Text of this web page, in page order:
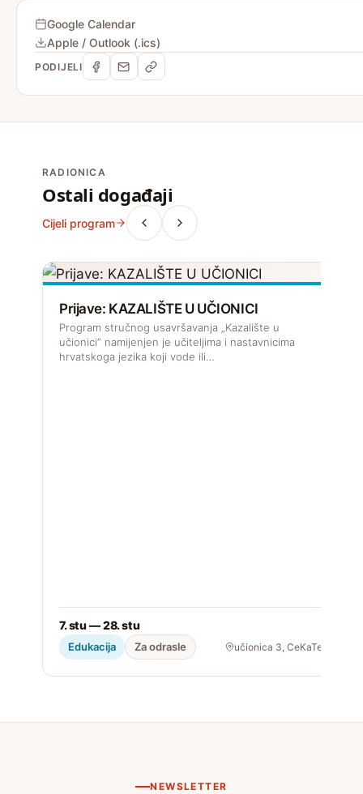
Google Calendar
Apple / Outlook (.ics)
PODIJELI
RADIONICA
Ostali događaji
Cijeli program
Prijave: KAZALIŠTE U UČIONICI
Program stručnog usavršavanja „Kazalište u
učionici” namijenjen je učiteljima i nastavnicima
hrvatskoga jezika koji vode ili…
7. stu — 28. stu
Edukacija Za odrasle učionica 3, CeKaTe
NEWSLETTER